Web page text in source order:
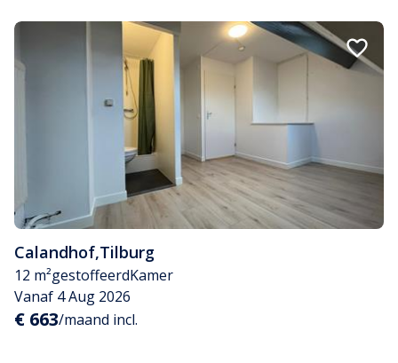
Calandhof,Tilburg
12 m²gestoffeerdKamer
Vanaf 4 Aug 2026
€ 663/maand incl.